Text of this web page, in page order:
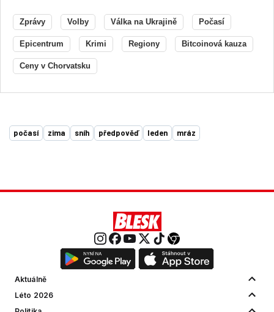
Zprávy Volby Válka na Ukrajině Počasí
Epicentrum Krimi Regiony Bitcoinová kauza
Ceny v Chorvatsku
počasí zima sníh předpověď leden mráz
Aktuálně
Léto 2026